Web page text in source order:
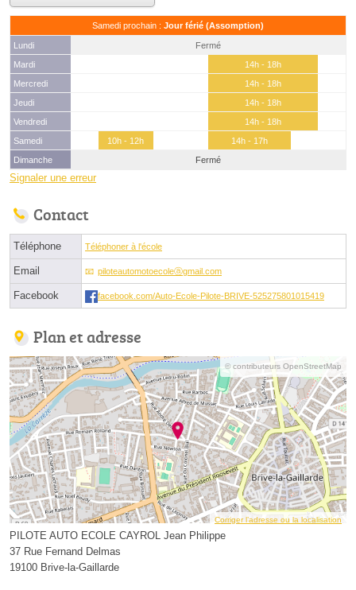
Samedi prochain : Jour férié (Assomption)
Lundi
Fermé
Mardi
14h - 18h
Mercredi
14h - 18h
Jeudi
14h - 18h
Vendredi
14h - 18h
Samedi
10h - 12h
14h - 17h
Dimanche
Fermé
Signaler une erreur
Contact
Téléphone Téléphoner à l'école
Email piloteautomotoecoleⓐgmail.com
Facebook facebook.com/Auto-Ecole-Pilote-BRIVE-525275801015419
Plan et adresse
© contributeurs OpenStreetMap
Corriger l’adresse ou la localisation
PILOTE AUTO ECOLE CAYROL Jean Philippe
37 Rue Fernand Delmas
19100 Brive-la-Gaillarde